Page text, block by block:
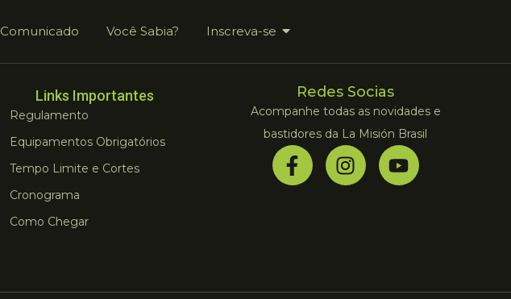
Comunicado Você Sabia? Inscreva-se
Links Importantes
Regulamento
Equipamentos Obrigatórios
Tempo Limite e Cortes
Cronograma
Como Chegar
Redes Socias
Acompanhe todas as novidades e
bastidores da La Misión Brasil